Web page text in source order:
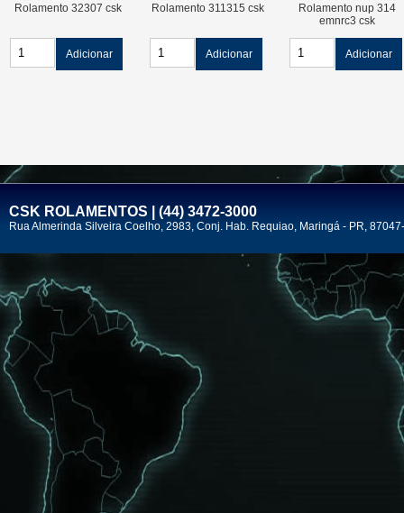
Rolamento 32307 csk
Adicionar
Rolamento 311315 csk
Adicionar
Rolamento nup 314
emnrc3 csk
Adicionar
CSK ROLAMENTOS | (44) 3472-3000
Rua Almerinda Silveira Coelho, 2983, Conj. Hab. Requiao, Maringá - PR,